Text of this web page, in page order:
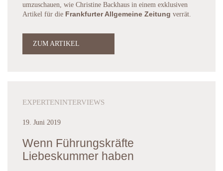
umzuschauen, wie Christine Backhaus in einem exklusiven
Artikel für die Frankfurter Allgemeine Zeitung verrät.
ZUM ARTIKEL
EXPERTENINTERVIEWS
19. Juni 2019
Wenn Führungskräfte
Liebeskummer haben